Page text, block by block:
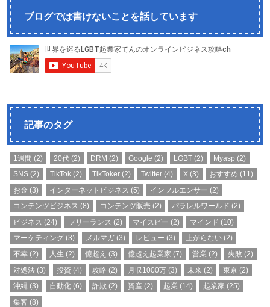
ブログでは書けないことを話しています
記事のタグ
1週間 (2) 20代 (2) DRM (2) Google (2) LGBT (2) Myasp (2)
SNS (2) TikTok(2) TikToker(2) Twitter (4) X (3) おすすめ (11)
お金 (3) インターネットビジネス (5) インフルエンサー (2)
コンテンツビジネス (8) コンテンツ販売 (2) パラレルワールド (2)
ビジネス (24) フリーランス (2) マイスピー (2) マインド (10)
マーケティング (3) メルマガ(3) レビュー (3) 上がらない (2)
不幸 (2) 人生 (2) 億超え (3) 億超え起業家 (7) 営業 (2) 失敗 (2)
対処法 (3) 投資 (4) 攻略 (2) 月収1000万 (3) 未来 (2) 東京 (2)
沖縄 (3) 自動化(6) 詐欺 (2) 資産 (2) 起業 (14) 起業家 (25)
集客 (8)